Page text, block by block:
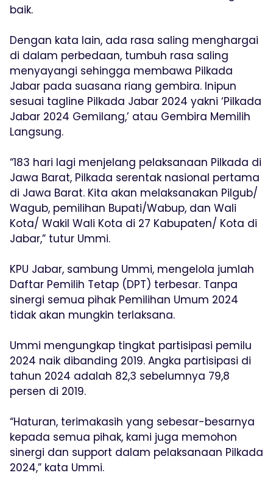
baik.
Dengan kata lain, ada rasa saling menghargai
di dalam perbedaan, tumbuh rasa saling
menyayangi sehingga membawa Pilkada
Jabar pada suasana riang gembira. Inipun
sesuai tagline Pilkada Jabar 2024 yakni ‘Pilkada
Jabar 2024 Gemilang,’ atau Gembira Memilih
Langsung.
“183 hari lagi menjelang pelaksanaan Pilkada di
Jawa Barat, Pilkada serentak nasional pertama
di Jawa Barat. Kita akan melaksanakan Pilgub/
Wagub, pemilihan Bupati/Wabup, dan Wali
Kota/ Wakil Wali Kota di 27 Kabupaten/ Kota di
Jabar,” tutur Ummi.
KPU Jabar, sambung Ummi, mengelola jumlah
Daftar Pemilih Tetap (DPT) terbesar. Tanpa
sinergi semua pihak Pemilihan Umum 2024
tidak akan mungkin terlaksana.
Ummi mengungkap tingkat partisipasi pemilu
2024 naik dibanding 2019. Angka partisipasi di
tahun 2024 adalah 82,3 sebelumnya 79,8
persen di 2019.
“Haturan, terimakasih yang sebesar-besarnya
kepada semua pihak, kami juga memohon
sinergi dan support dalam pelaksanaan Pilkada
2024,” kata Ummi.